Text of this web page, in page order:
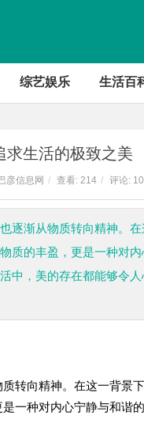
综艺娱乐 生活百
求生活的极致之美
彦信息网 / 查看: 214 / 评论: 10
逐渐从物质转向精神。
质的丰盈，更是一种对
中，美的存在都能够令
转向精神。在这一背景
一种对内心宁静与和谐的